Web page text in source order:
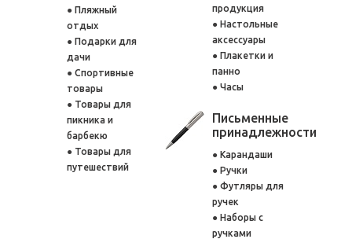
Пляжный
отдых
Подарки для
дачи
Спортивные
товары
Товары для
пикника и
барбекю
Товары для
путешествий
продукция
Настольные
аксессуары
Плакетки и
панно
Часы
Письменные
принадлежности
Карандаши
Ручки
Футляры для
ручек
Наборы с
ручками